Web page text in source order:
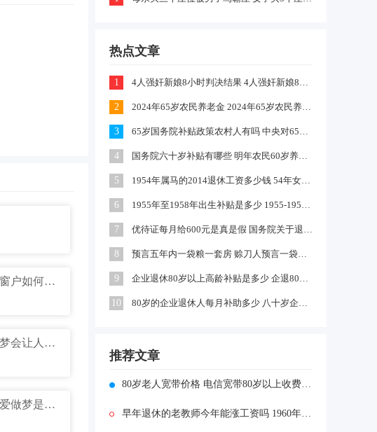
大门正对窗户怎么化解 大门正对窗户如何化解
为什么做梦感觉很真实 为什么做梦会让人感觉很真实
爱做梦是什么原因应该怎样调理 爱做梦是什么原因应该如何调理
热点文章
1 4人强奸新娘8小时判决结果 4人强奸新娘8小时案件嫌疑犯判刑什么情况
2 2024年65岁农民养老金 2024年65岁农民养老金上涨多少
3 65岁国务院补贴政策农村人有吗 中央对65岁以上老人有补贴吗
4 国务院六十岁补贴有哪些 明年农民60岁养老金每月领多少钱
5 1954年属马的2014退休工资多少钱 54年女马出生农村每年养老金多少
6 1955年至1958年出生补贴是多少 1955-1958年出生补贴在哪领
7 优待证每月给600元是真是假 国务院关于退伍军人每月补助文件
8 预言五年内一袋粮一套房 赊刀人预言一袋面换五栋楼真的吗
9 企业退休80岁以上高龄补贴是多少 企退80岁以上有100元补贴吗
10 80岁的企业退休人每月补助多少 八十岁企退人员补发工资吗
推荐文章
80岁老人宽带价格 电信宽带80岁以上收费标准多少
早年退休的老教师今年能涨工资吗 1960年老师工资多少钱啊